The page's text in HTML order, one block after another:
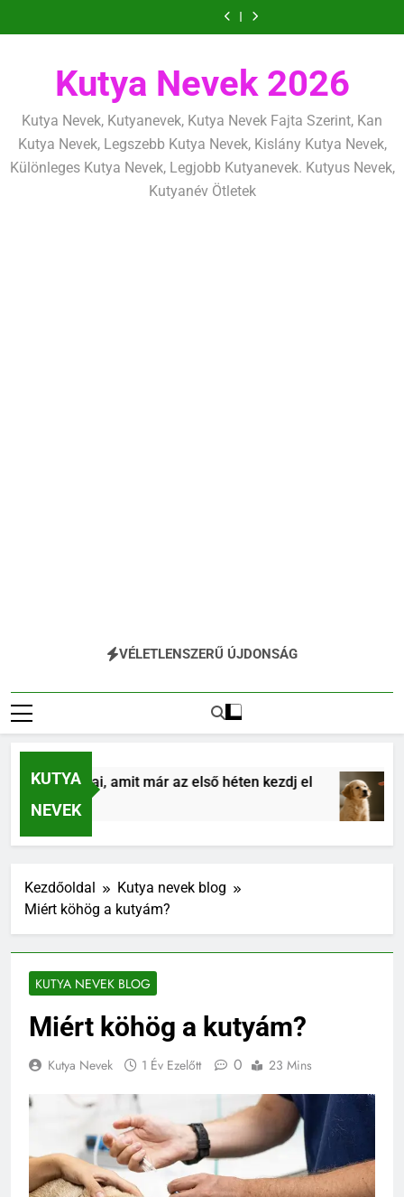
a
héten
kezdj
el
fizikailag
szeretettel,
amit
már
héten
kezdj
el
amik
egész
Kutya Nevek 2026
Kutya Nevek, Kutyanevek, Kutya Nevek Fajta Szerint, Kan
Kutya Nevek, Legszebb Kutya Nevek, Kislány Kutya Nevek,
Különleges Kutya Nevek, Legjobb Kutyanevek. Kutyus Nevek,
Kutyanév Ötletek
VÉLETLENSZERŰ ÚJDONSÁG
KUTYA
NEVEK
alapjai, amit már az első héten kezdj el
Kezdőoldal
Kutya nevek blog
Miért köhög a kutyám?
KUTYA NEVEK BLOG
Miért köhög a kutyám?
Kutya Nevek 1 Év Ezelőtt 0 23 Mins